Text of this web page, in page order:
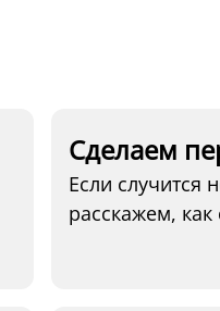
Сделаем
Если
расскажем, как